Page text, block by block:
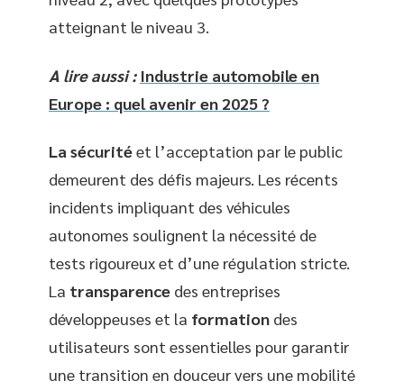
atteignant le niveau 3.
A lire aussi : Industrie automobile en
Europe : quel avenir en 2025 ?
La sécuritéet l’acceptation par le public
demeurent des défis majeurs. Les récents
incidents impliquant des véhicules
autonomes soulignent la nécessité de
tests rigoureux et d’une régulation stricte.
La transparence des entreprises
développeuses et la formation des
utilisateurs sont essentielles pour garantir
une transition en douceur vers une mobilité